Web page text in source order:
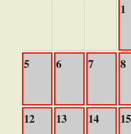
1
5 6 7 8
12 13 14 15